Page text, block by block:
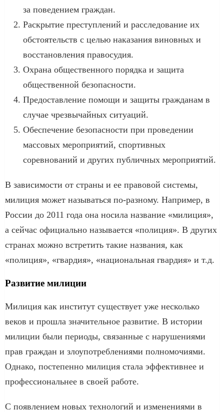
за поведением граждан.
Раскрытие преступлений и расследование их
обстоятельств с целью наказания виновных и
восстановления правосудия.
Охрана общественного порядка и защита
общественной безопасности.
Предоставление помощи и защиты гражданам в
случае чрезвычайных ситуаций.
Обеспечение безопасности при проведении
массовых мероприятий, спортивных
соревнований и других публичных мероприятий.
В зависимости от страны и ее правовой системы,
милиция может называться по-разному. Например, в
России до 2011 года она носила название «милиция»,
а сейчас официально называется «полиция». В других
странах можно встретить такие названия, как
«полиция», «гвардия», «национальная гвардия» и т.д.
Развитие милиции
Милиция как институт существует уже несколько
веков и прошла значительное развитие. В истории
милиции были периоды, связанные с нарушениями
прав граждан и злоупотреблениями полномочиями.
Однако, постепенно милиция стала эффективнее и
профессиональнее в своей работе.
С появлением новых технологий и изменениями в